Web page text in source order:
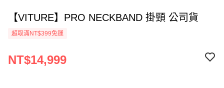
【VITURE】PRO NECKBAND 掛頸 公司貨
超取滿NT$399免運
NT$14,999